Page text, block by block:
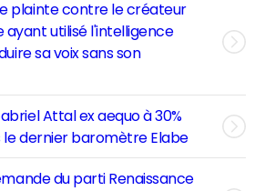
plainte contre le créateur
ayant utilisé l'intelligence
sa voix sans son
Attal ex aequo à 30%
le dernier baromètre Elabe
du parti Renaissance